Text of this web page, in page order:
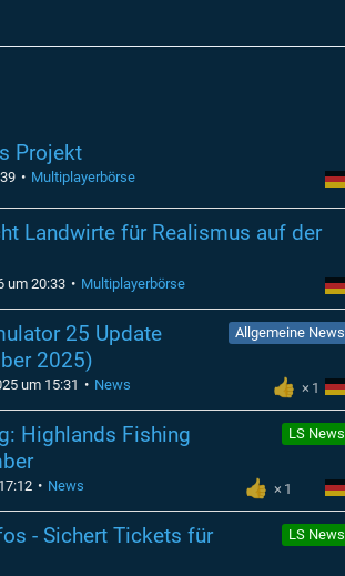
Projekt
Multiplayerbörse
Landwirte für Realismus auf der
um 20:33 Multiplayerbörse
Allgemeine News
25 Update
2025)
1
um 15:31 News
LS News
Highlands Fishing
1
News
LS News
- Sichert Tickets für